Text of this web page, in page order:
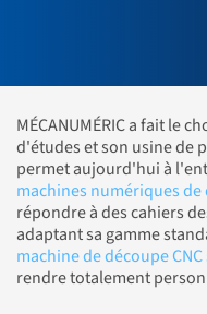
MÉCANUMÉRIC a fait le
d'études et son usine de
permet aujourd'hui à
machines numériques
répondre à des cahiers
adaptant sa gamme
machine de découpe
rendre totalement